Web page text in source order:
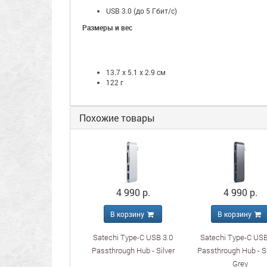
USB 3.0 (до 5 Гбит/с)
Размеры и вес
13.7 x 5.1 x 2.9 см
122 г
Похожие товары
4 990 р.
В корзину
Satechi Type-C USB 3.0
Passthrough Hub - Silver
4 990 р.
В корзину
Satechi Type-C
Passthrough Hub -
Grey